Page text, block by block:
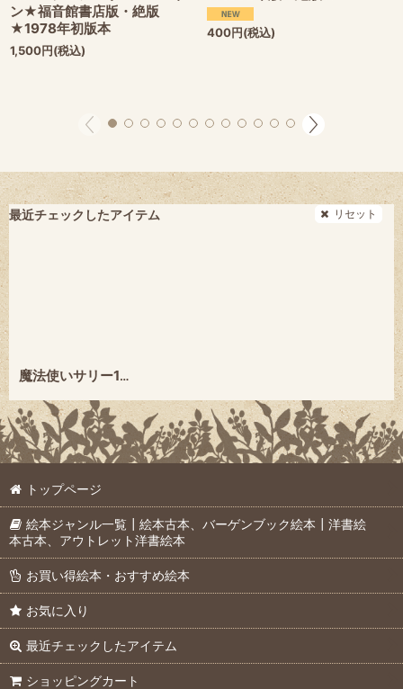
ン★福音館書店版・絶版
★1978年初版本
1,500円(税込)
400円(税込)
最近チェックしたアイテム リセット
魔法使いサリー10 まほうのクレヨン 小学館のテレビ絵本シリーズ ★絶版★
トップページ
絵本ジャンル一覧┃絵本古本、バーゲンブック絵本┃洋書絵
本古本、アウトレット洋書絵本
お買い得絵本・おすすめ絵本
お気に入り
最近チェックしたアイテム
ショッピングカート